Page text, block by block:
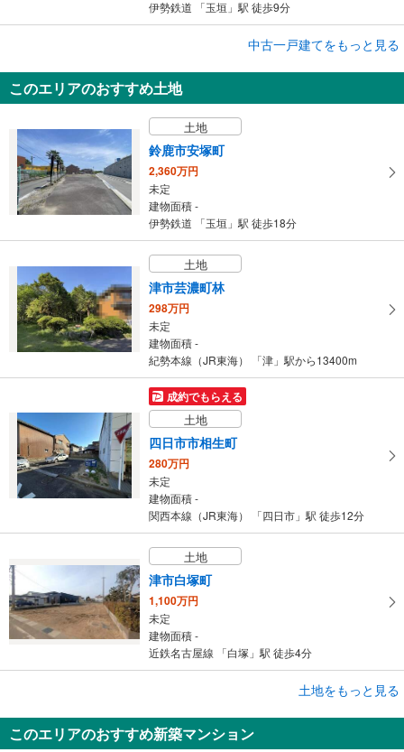
伊勢鉄道 「玉垣」駅 徒歩9分
鈴鹿市鈴鹿ハイツ
建物面積 99.17m
伊勢鉄道 「鈴鹿サーキット稲生」駅 徒歩25分
中古一戸建てをもっと見る
このエリアのおすすめ土地
土地
鈴鹿市安塚町
2,360万円
未定
建物面積 -
伊勢鉄道 「玉垣」駅 徒歩18分
土地
津市芸濃町林
298万円
未定
建物面積 -
紀勢本線（JR東海） 「津」駅から13400m
成約でもらえる
土地
四日市市相生町
280万円
未定
建物面積 -
関西本線（JR東海） 「四日市」駅 徒歩12分
土地
津市白塚町
1,100万円
未定
建物面積 -
近鉄名古屋線 「白塚」駅 徒歩4分
四日市市稲葉町
150万円
土地をもっと見る
このエリアのおすすめ新築マンション